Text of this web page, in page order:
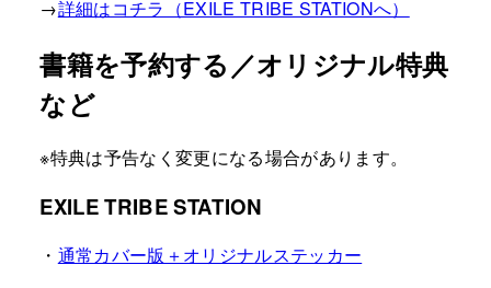
→詳細はコチラ（EXILE TRIBE STATIONへ）
書籍を予約する／オリジナル特典
など
※特典は予告なく変更になる場合があります。
EXILE TRIBE STATION
・ 通常カバー版＋オリジナルステッカー